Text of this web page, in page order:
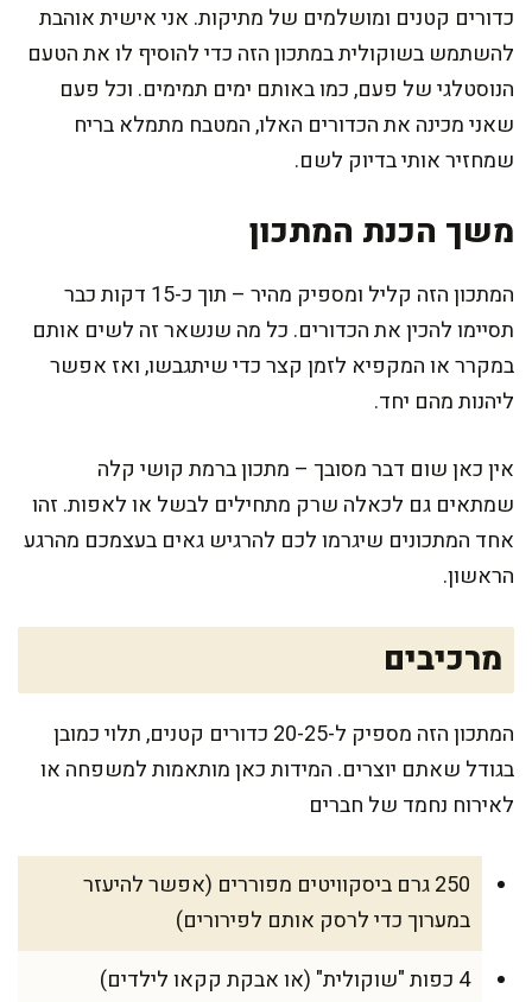
כדורים קטנים ומושלמים של מתיקות. אני אישית אוהבת
להשתמש בשוקולית במתכון הזה כדי להוסיף לו את הטעם
הנוסטלגי של פעם, כמו באותם ימים תמימים. וכל פעם
שאני מכינה את הכדורים האלו, המטבח מתמלא בריח
שמחזיר אותי בדיוק לשם.
משך הכנת המתכון
המתכון הזה קליל ומספיק מהיר – תוך כ-15 דקות כבר
תסיימו להכין את הכדורים. כל מה שנשאר זה לשים אותם
במקרר או המקפיא לזמן קצר כדי שיתגבשו, ואז אפשר
ליהנות מהם יחד.
אין כאן שום דבר מסובך – מתכון ברמת קושי קלה
שמתאים גם לכאלה שרק מתחילים לבשל או לאפות. זהו
אחד המתכונים שיגרמו לכם להרגיש גאים בעצמכם מהרגע
הראשון.
מרכיבים
המתכון הזה מספיק ל-20-25 כדורים קטנים, תלוי כמובן
בגודל שאתם יוצרים. המידות כאן מותאמות למשפחה או
לאירוח נחמד של חברים
250 גרם ביסקוויטים מפוררים (אפשר להיעזר
במערוך כדי לרסק אותם לפירורים)
4 כפות "שוקולית" (או אבקת קקאו לילדים)